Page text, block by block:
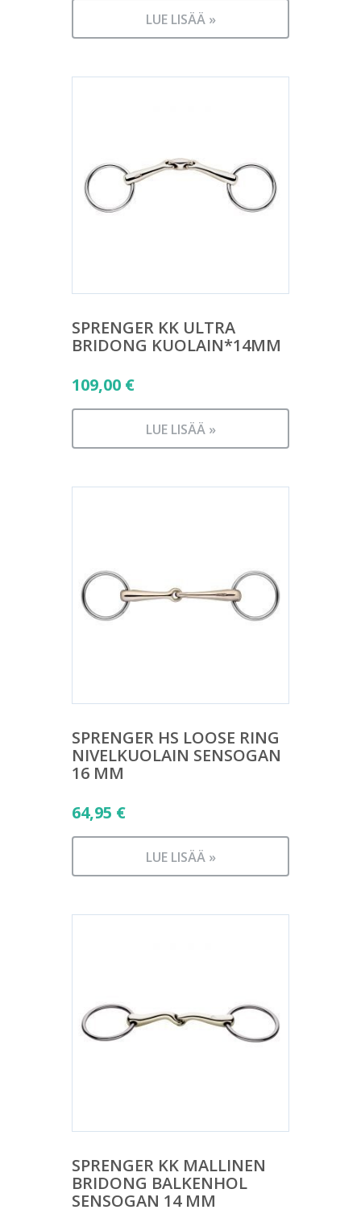
LUE LISÄÄ »
SPRENGER KK ULTRA
BRIDONG KUOLAIN*14MM
109,00 €
LUE LISÄÄ »
SPRENGER HS LOOSE RING
NIVELKUOLAIN SENSOGAN
16 MM
64,95 €
LUE LISÄÄ »
SPRENGER KK MALLINEN
BRIDONG BALKENHOL
SENSOGAN 14 MM